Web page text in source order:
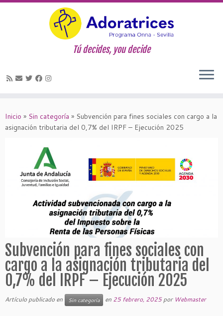
contenido
Tú decides, you decide
Inicio » Sin categoría » Subvención para fines sociales con cargo a la
asignación tributaria del 0,7% del IRPF – Ejecución 2025
Subvención para fines sociales con
cargo a la asignación tributaria del
0,7% del IRPF – Ejecución 2025
Artículo publicado en Sin categoría en 25 febrero, 2025 por Webmaster